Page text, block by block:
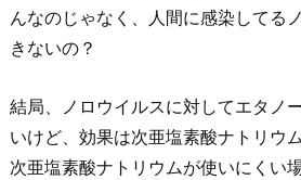
んなのじゃなく、人間に感染してる
きないの？
結局、ノロウイルスに対してエタノ
いけど、効果は次亜塩素酸ナトリウ
次亜塩素酸ナトリウムが使いにくい